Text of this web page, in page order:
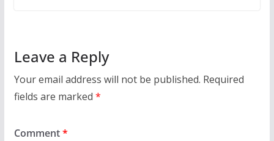
Leave a Reply
Your email address will not be published. Required
fields are marked *
Comment*